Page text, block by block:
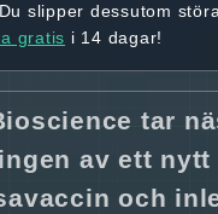
slipper dessutom
gratis i 14 dagar!
tar
av ett nytt
och